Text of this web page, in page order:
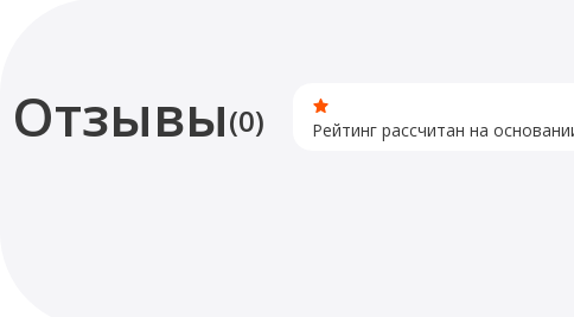
Отзывы(0) Рейтинг рассчитан на